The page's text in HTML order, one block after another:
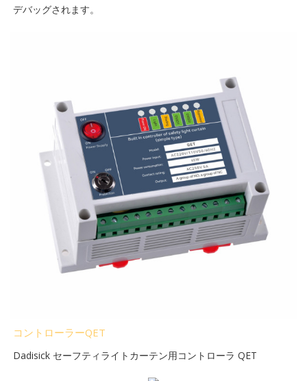
デバッグされます。
コントローラーQET
Dadisick セーフティライトカーテン用コントローラ QET